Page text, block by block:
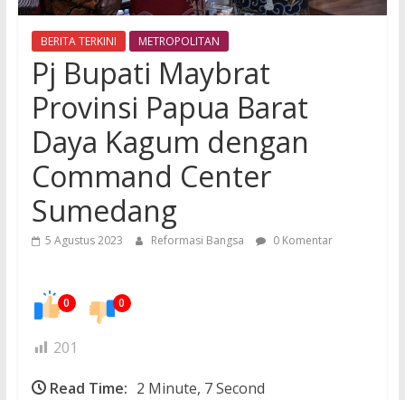
BERITA TERKINI METROPOLITAN
Pj Bupati Maybrat
Provinsi Papua Barat
Daya Kagum dengan
Command Center
Sumedang
5 Agustus 2023 Reformasi Bangsa 0 Komentar
0 0
201
Read Time: 2 Minute, 7 Second